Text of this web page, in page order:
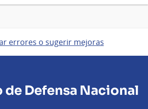
errores o sugerir mejoras
Defensa Nacional